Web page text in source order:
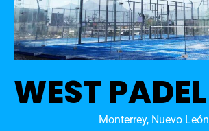
WEST PADEL
Monterrey, Nuevo León